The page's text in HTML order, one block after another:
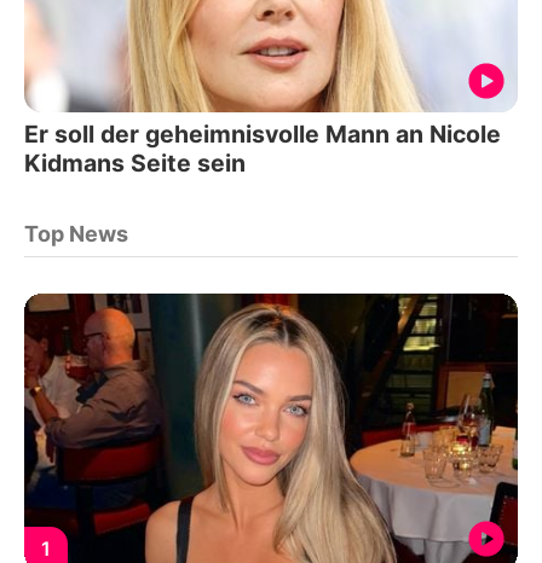
Er soll der geheimnisvolle Mann an Nicole
Kidmans Seite sein
Top News
1